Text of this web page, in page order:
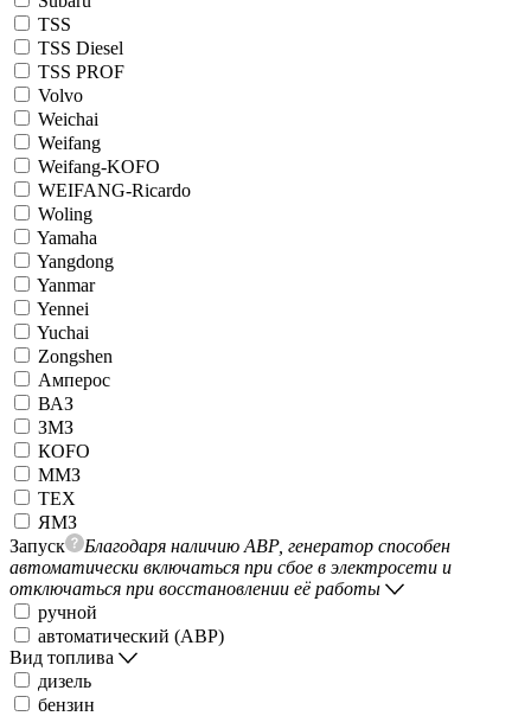
TSS
TSS Diesel
TSS PROF
Volvo
Weichai
Weifang
Weifang-KOFO
WEIFANG-Ricardo
Woling
Yamaha
Yangdong
Yanmar
Yennei
Yuchai
Zongshen
Амперос
ВАЗ
ЗМЗ
КОFO
ММЗ
ТЕХ
ЯМЗ
Запуск
Благодаря наличию АВР, генератор способен
автоматически включаться при сбое в электросети и
отключаться при восстановлении её работы
ручной
автоматический (АВР)
Вид топлива
дизель
бензин